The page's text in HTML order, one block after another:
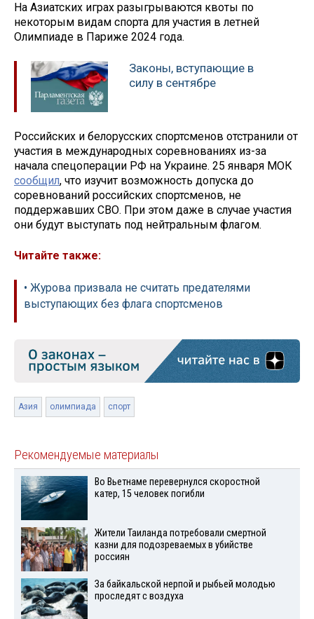
На Азиатских играх разыгрываются квоты по
некоторым видам спорта для участия в летней
Олимпиаде в Париже 2024 года.
Законы, вступающие в
силу в сентябре
Российских и белорусских спортсменов отстранили от
участия в международных соревнованиях из-за
начала спецоперации РФ на Украине. 25 января МОК
сообщил, что изучит возможность допуска до
соревнований российских спортсменов, не
поддержавших СВО. При этом даже в случае участия
они будут выступать под нейтральным флагом.
Читайте также:
• Журова призвала не считать предателями
выступающих без флага спортсменов
Азия олимпиада спорт
Рекомендуемые материалы
Во Вьетнаме перевернулся скоростной
катер, 15 человек погибли
Жители Таиланда потребовали смертной
казни для подозреваемых в убийстве
россиян
За байкальской нерпой и рыбьей молодью
проследят с воздуха